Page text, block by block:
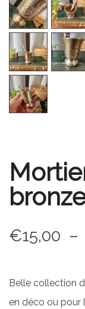
€15,00 –
Belle collection
en déco ou pour